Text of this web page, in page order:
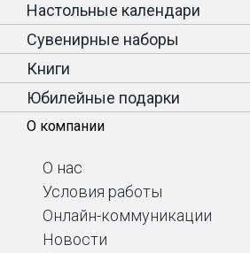
Настольные календари
Сувенирные наборы
Книги
Юбилейные подарки
О компании
О нас
Условия работы
Онлайн-коммуникации
Новости